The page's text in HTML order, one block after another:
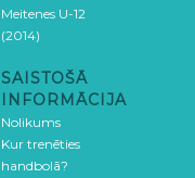
Meitenes U-12
(2014)
SAISTOŠĀ
INFORMĀCIJA
Nolikums
Kur trenēties
handbolā?